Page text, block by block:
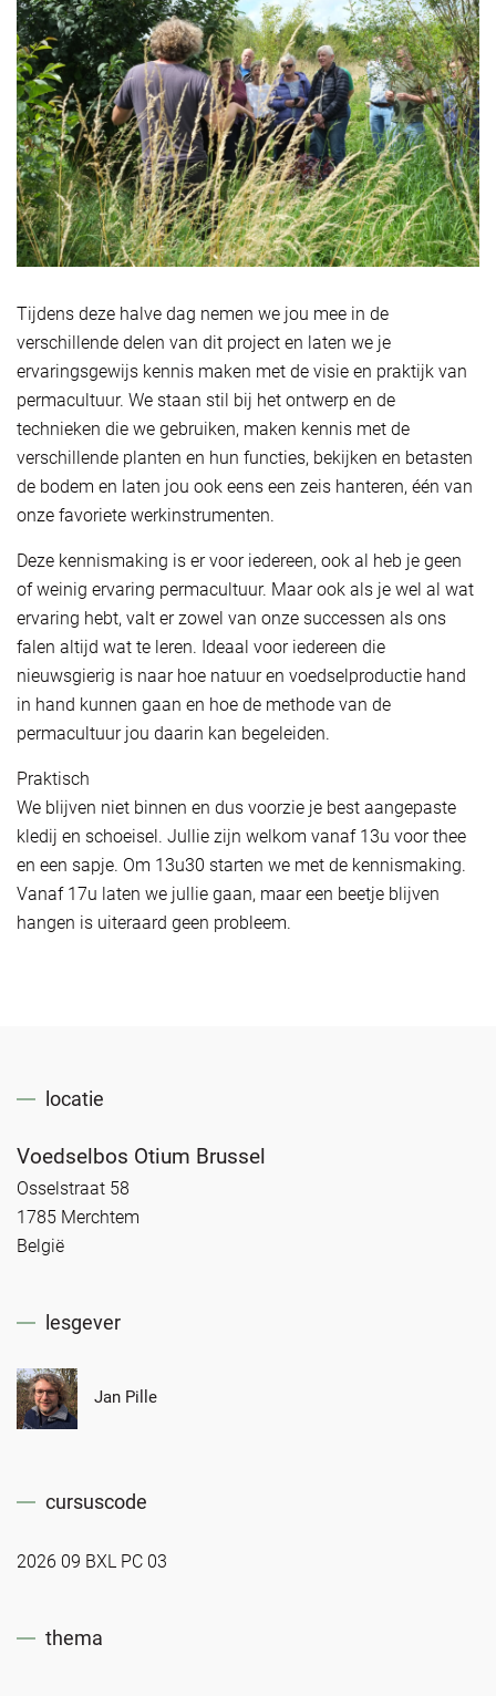
Tijdens deze halve dag nemen we jou mee in de
verschillende delen van dit project en laten we je
ervaringsgewijs kennis maken met de visie en praktijk van
permacultuur. We staan stil bij het ontwerp en de
technieken die we gebruiken, maken kennis met de
verschillende planten en hun functies, bekijken en betasten
de bodem en laten jou ook eens een zeis hanteren, één van
onze favoriete werkinstrumenten.
Deze kennismaking is er voor iedereen, ook al heb je geen
of weinig ervaring permacultuur. Maar ook als je wel al wat
ervaring hebt, valt er zowel van onze successen als ons
falen altijd wat te leren. Ideaal voor iedereen die
nieuwsgierig is naar hoe natuur en voedselproductie hand
in hand kunnen gaan en hoe de methode van de
permacultuur jou daarin kan begeleiden.
Praktisch
We blijven niet binnen en dus voorzie je best aangepaste
kledij en schoeisel. Jullie zijn welkom vanaf 13u voor thee
en een sapje. Om 13u30 starten we met de kennismaking.
Vanaf 17u laten we jullie gaan, maar een beetje blijven
hangen is uiteraard geen probleem.
locatie
Voedselbos Otium Brussel
Osselstraat 58
1785 Merchtem
België
lesgever
Jan Pille
cursuscode
2026 09 BXL PC 03
thema